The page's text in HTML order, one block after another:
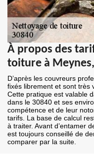
À propos des
toiture à
D’après les couvreurs
fixés librement et sont très
Cette pratique est valable
dans le 30840 et ses
compétence et de leur
tarifs. La base de calcul
à traiter. Avant d’entamer
est toujours conseillé de
comparer par la suite.